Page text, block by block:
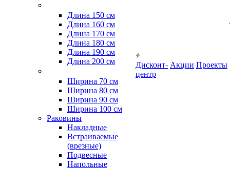
Длина 150 см
Длина 160 см
Длина 170 см
Длина 180 см
Длина 190 см
Длина 200 см
Ширина 70 см
Ширина 80 см
Ширина 90 см
Ширина 100 см
Раковины
Накладные
Встраиваемые
(врезные)
Подвесные
Напольные
Дисконт-
центр
Акции Проекты